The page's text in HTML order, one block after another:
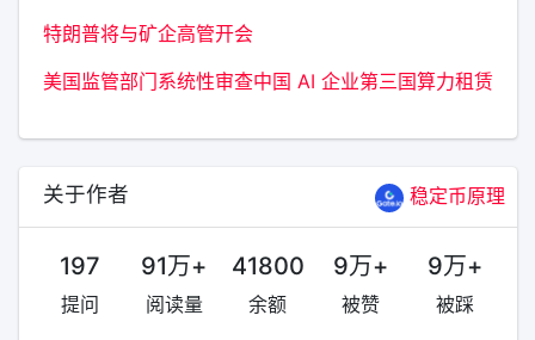
特朗普将与矿企高管开会
美国监管部门系统性审查中国 AI 企业第三国算力租赁
关于作者 稳定币原理
197
提问
91万+
阅读量
41800
余额
9万+
被赞
9万+
被踩